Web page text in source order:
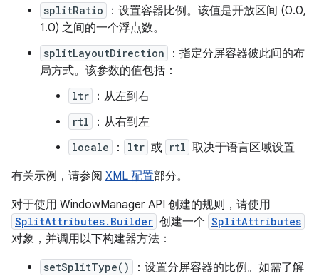
splitRatio
：设置容器比例。该值是开放区间 (0.0,
1.0) 之间的一个浮点数。
splitLayoutDirection
：指定分屏容器彼此间的布
局方式。该参数的值包括：
ltr ：从左到右
rtl ：从右到左
locale ： ltr 或 rtl 取决于语言区域设置
有关示例，请参阅 XML 配置部分。
对于使用 WindowManager API 创建的规则，请使用
SplitAttributes.Builder 创建一个 SplitAttributes
对象，并调用以下构建器方法：
setSplitType()
：设置分屏容器的比例。如需了解